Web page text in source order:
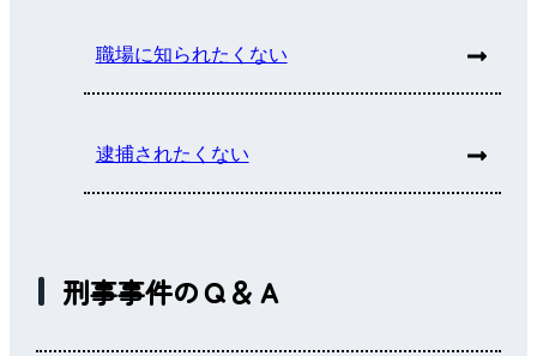
職場に知られたくない
逮捕されたくない
刑事事件のＱ＆Ａ